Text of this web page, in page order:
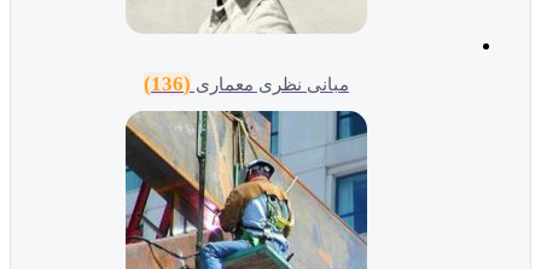
مبانی نظری معماری (136)